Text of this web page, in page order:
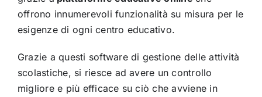
offrono innumerevoli funzionalità su misura per le
esigenze di ogni centro educativo.
Grazie a questi software di gestione delle attività
scolastiche, si riesce ad avere un controllo
migliore e più efficace su ciò che avviene in